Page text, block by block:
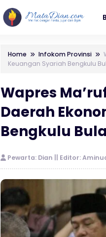
Home Infokom Provinsi
Keuangan Syariah Bengkulu
Wapres
Daerah
Bengkulu
Pewarta: Dian || Editor: